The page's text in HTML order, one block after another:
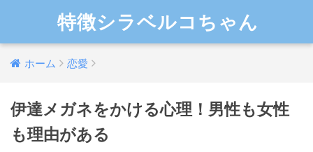
特徴シラベルコちゃん
ホーム 恋愛
伊達メガネをかける心理！男性も女性
も理由がある